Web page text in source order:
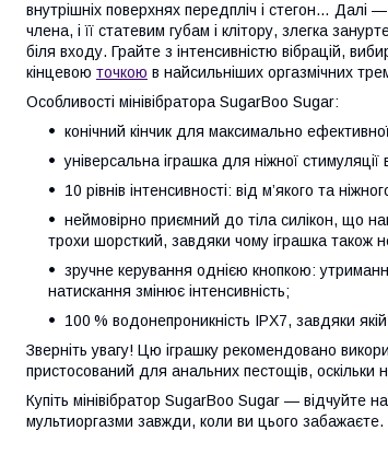
внутрішніх поверхнях передпліч і стегон…
члена, і її статевим губам і клітору, злегка
біля входу. Грайте з інтенсивністю вібрацій,
кінцевою точкою в найсильніших оргазмічних
Особливості мінівібратора SugarBoo Sugar:
конічний кінчик для максимально
універсальна іграшка для ніжної
10 рівнів інтенсивності: від м’якого та
неймовірно приємний до тіла силікон, що
трохи шорсткий, завдяки чому іграшка також
зручне керування однією кнопкою:
натискання змінює інтенсивність;
100 % водонепроникність IPX7, завдяки
Зверніть увагу! Цю іграшку рекомендовано
пристосований для анальних пестощів,
Купіть мінівібратор SugarBoo Sugar — відчуйте
мультиоргазми завжди, коли ви цього забажаєте.